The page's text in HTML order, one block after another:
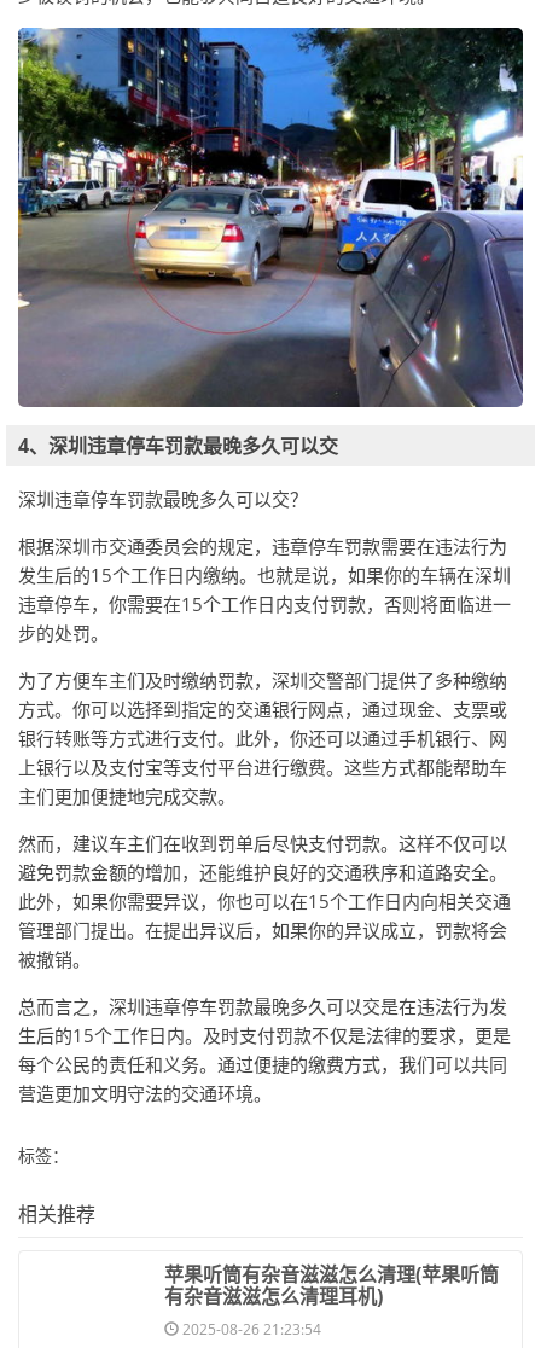
4、深圳违章停车罚款最晚多久可以交
深圳违章停车罚款最晚多久可以交？
根据深圳市交通委员会的规定，违章停车罚款需要在违法行为
发生后的15个工作日内缴纳。也就是说，如果你的车辆在深圳
违章停车，你需要在15个工作日内支付罚款，否则将面临进一
步的处罚。
为了方便车主们及时缴纳罚款，深圳交警部门提供了多种缴纳
方式。你可以选择到指定的交通银行网点，通过现金、支票或
银行转账等方式进行支付。此外，你还可以通过手机银行、网
上银行以及支付宝等支付平台进行缴费。这些方式都能帮助车
主们更加便捷地完成交款。
然而，建议车主们在收到罚单后尽快支付罚款。这样不仅可以
避免罚款金额的增加，还能维护良好的交通秩序和道路安全。
此外，如果你需要异议，你也可以在15个工作日内向相关交通
管理部门提出。在提出异议后，如果你的异议成立，罚款将会
被撤销。
总而言之，深圳违章停车罚款最晚多久可以交是在违法行为发
生后的15个工作日内。及时支付罚款不仅是法律的要求，更是
每个公民的责任和义务。通过便捷的缴费方式，我们可以共同
营造更加文明守法的交通环境。
标签：
相关推荐
​苹果听筒有杂音滋滋怎么清理(苹果听筒
有杂音滋滋怎么清理耳机)
2025-08-26 21:23:54